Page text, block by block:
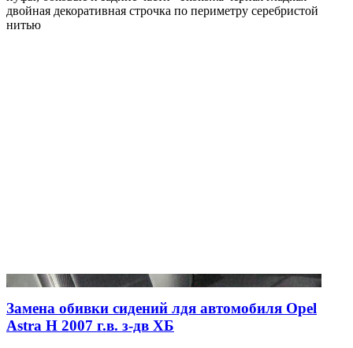
двойная декоративная строчка по периметру серебристой
нитью
Замена обивки сидений лдя автомобиля Opel
Astra H 2007 г.в. з-дв ХБ